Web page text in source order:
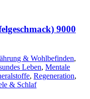
9000
& Wohlbefinden,
Leben, Mentale
, Regeneration,
& Schlaf